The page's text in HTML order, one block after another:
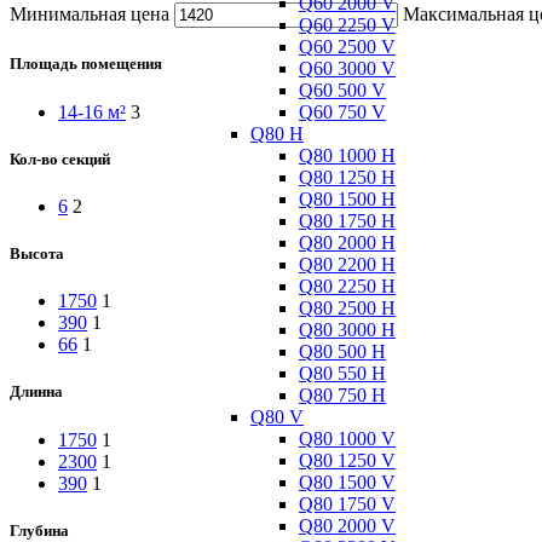
Q60 2250 V
Q60 2500 V
Q60 3000 V
Q60 500 V
Q60 750 V
Q80 H
Q80 1000 H
Q80 1250 H
Q80 1500 H
Q80 1750 H
Q80 2000 H
Q80 2200 H
Q80 2250 H
Q80 2500 H
Q80 3000 H
Q80 500 H
Q80 550 H
Q80 750 H
Q80 V
Q80 1000 V
Q80 1250 V
Q80 1500 V
Q80 1750 V
Q80 2000 V
Минимальная цена Максимальная
Площадь помещения
14-16 м² 3
Кол-во секций
6 2
Высота
1750 1
390 1
66 1
Длинна
1750 1
2300 1
390 1
Глубина